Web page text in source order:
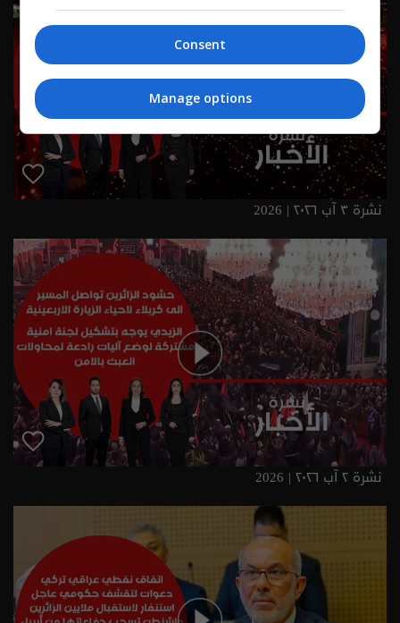
نشرة ٣ آب ٢٠٢٦ | 2026
نشرة ٢ آب ٢٠٢٦ | 2026
Consent
Manage options